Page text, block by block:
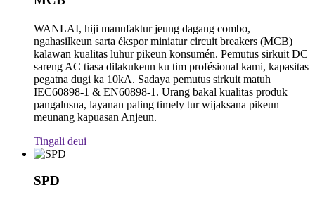
WANLAI, hiji manufaktur jeung dagang combo,
ngahasilkeun sarta ékspor miniatur circuit breakers (MCB)
kalawan kualitas luhur pikeun konsumén. Pemutus sirkuit DC
sareng AC tiasa dilakukeun ku tim profésional kami, kapasitas
pegatna dugi ka 10kA. Sadaya pemutus sirkuit matuh
IEC60898-1 & EN60898-1. Urang bakal kualitas produk
pangalusna, layanan paling timely tur wijaksana pikeun
meunang kapuasan Anjeun.
Tingali deui
SPD